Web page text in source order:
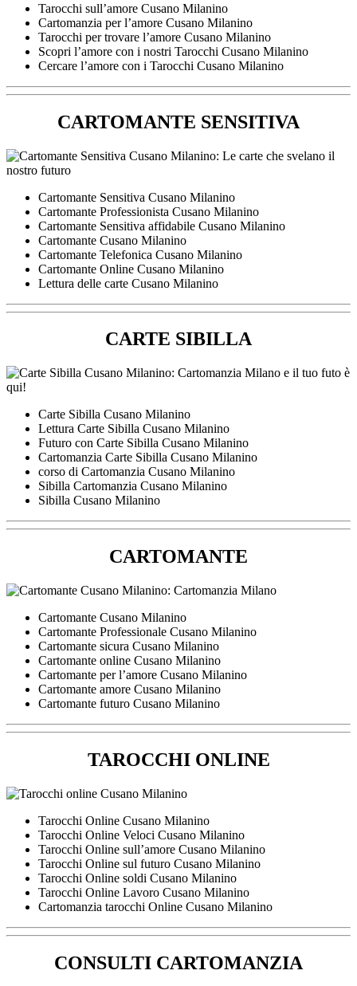
Tarocchi sull’amore Cusano Milanino
Cartomanzia per l’amore Cusano Milanino
Tarocchi per trovare l’amore Cusano Milanino
Scopri l’amore con i nostri Tarocchi Cusano Milanino
Cercare l’amore con i Tarocchi Cusano Milanino
CARTOMANTE SENSITIVA
Cartomante Sensitiva Cusano Milanino
Cartomante Professionista Cusano Milanino
Cartomante Sensitiva affidabile Cusano Milanino
Cartomante Cusano Milanino
Cartomante Telefonica Cusano Milanino
Cartomante Online Cusano Milanino
Lettura delle carte Cusano Milanino
CARTE SIBILLA
Carte Sibilla Cusano Milanino
Lettura Carte Sibilla Cusano Milanino
Futuro con Carte Sibilla Cusano Milanino
Cartomanzia Carte Sibilla Cusano Milanino
corso di Cartomanzia Cusano Milanino
Sibilla Cartomanzia Cusano Milanino
Sibilla Cusano Milanino
CARTOMANTE
Cartomante Cusano Milanino
Cartomante Professionale Cusano Milanino
Cartomante sicura Cusano Milanino
Cartomante online Cusano Milanino
Cartomante per l’amore Cusano Milanino
Cartomante amore Cusano Milanino
Cartomante futuro Cusano Milanino
TAROCCHI ONLINE
Tarocchi Online Cusano Milanino
Tarocchi Online Veloci Cusano Milanino
Tarocchi Online sull’amore Cusano Milanino
Tarocchi Online sul futuro Cusano Milanino
Tarocchi Online soldi Cusano Milanino
Tarocchi Online Lavoro Cusano Milanino
Cartomanzia tarocchi Online Cusano Milanino
CONSULTI CARTOMANZIA